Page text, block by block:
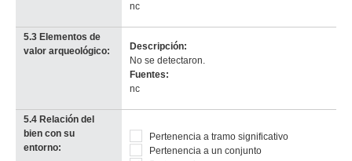
nc
5.3 Elementos de
valor arqueológico:
Descripción:
No se detectaron.
Fuentes:
nc
5.4 Relación del
bien con su
entorno:
Pertenencia a tramo significativo
Pertenencia a un conjunto